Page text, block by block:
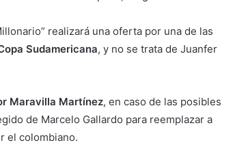
realizará una oferta por una de las
Sudamericana, y no se trata de Juanfer
Maravilla Martínez, en caso de las posibles
de Marcelo Gallardo para reemplazar a
el colombiano.